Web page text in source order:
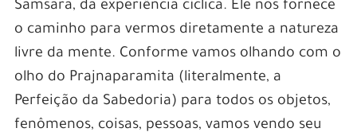
Samsara, da experiência cíclica. Ele nos fornece
o caminho para vermos diretamente a natureza
livre da mente. Conforme vamos olhando com o
olho do Prajnaparamita (literalmente, a
Perfeição da Sabedoria) para todos os objetos,
fenômenos, coisas, pessoas, vamos vendo seu